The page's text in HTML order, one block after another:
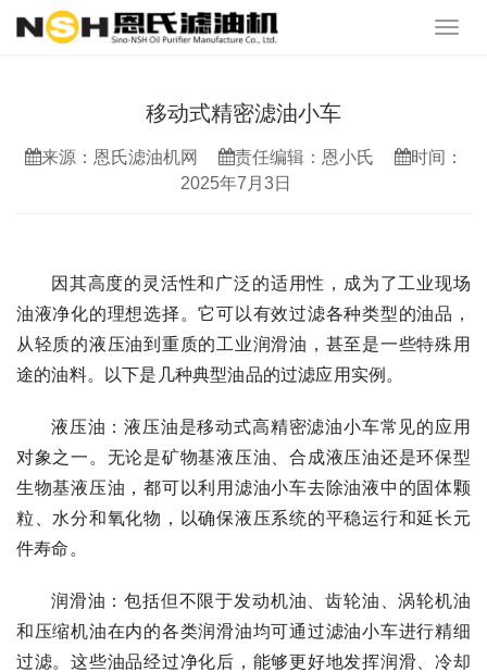
移动式精密滤油小车
来源：恩氏滤油机网 责任编辑：恩小氏
时间：
2025年7月3日
因其高度的灵活性和广泛的适用性，成为了工业现场
油液净化的理想选择。它可以有效过滤各种类型的油品，
从轻质的液压油到重质的工业润滑油，甚至是一些特殊用
途的油料。以下是几种典型油品的过滤应用实例。
液压油：液压油是移动式高精密滤油小车常见的应用
对象之一。无论是矿物基液压油、合成液压油还是环保型
生物基液压油，都可以利用滤油小车去除油液中的固体颗
粒、水分和氧化物，以确保液压系统的平稳运行和延长元
件寿命。
润滑油：包括但不限于发动机油、齿轮油、涡轮机油
和压缩机油在内的各类润滑油均可通过滤油小车进行精细
过滤。这些油品经过净化后，能够更好地发挥润滑、冷却